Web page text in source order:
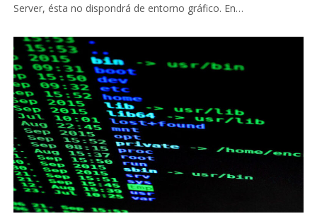
Server, ésta no dispondrá de entorno gráfico. En…